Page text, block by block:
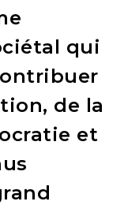
qui
de la
et